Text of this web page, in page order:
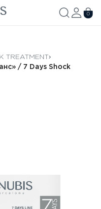
0
TREATMENT
/ 7 Days Shock